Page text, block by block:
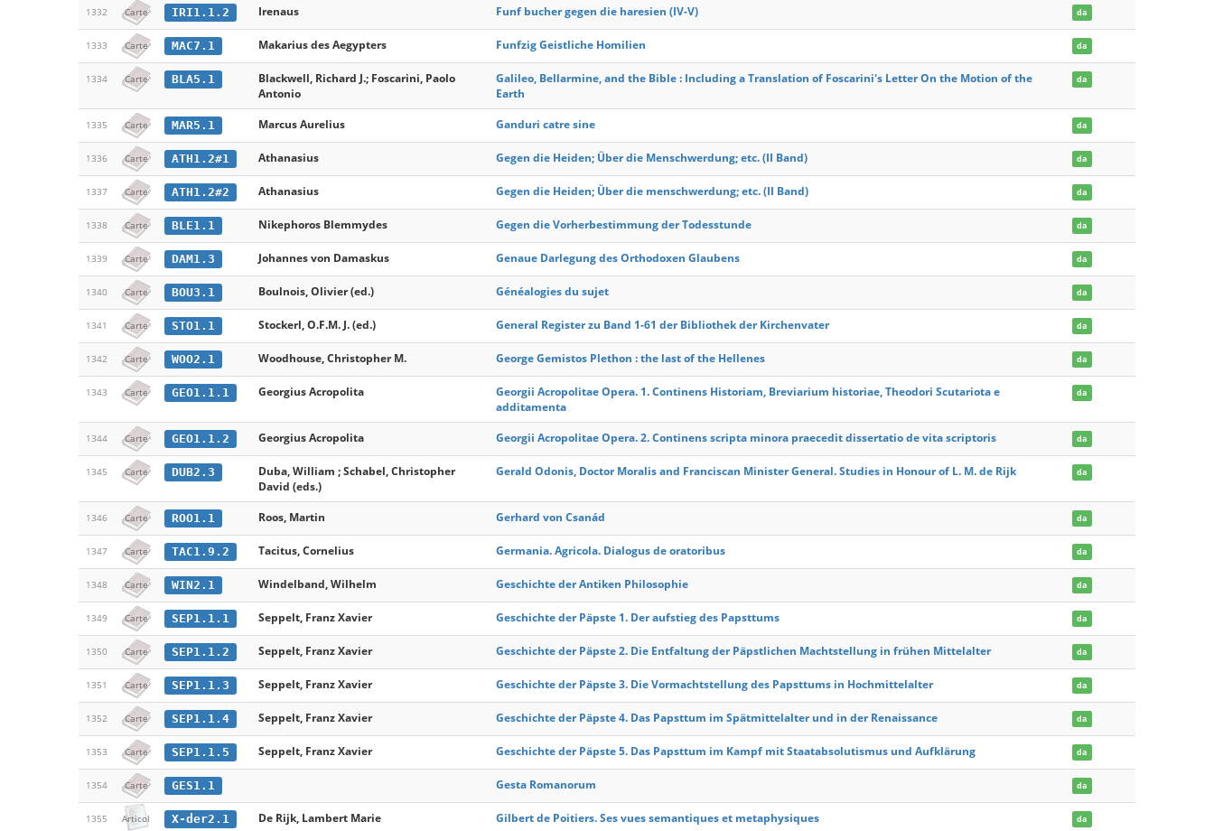
1332 Carte IRI1.1.2 Irenaus Funf bucher gegen die haresien (IV-V) da
1333 Carte MAC7.1 Makarius des Aegypters Funfzig Geistliche Homilien da
1334 Carte BLA5.1
Blackwell, Richard J.; Foscarini, Paolo
Antonio
Galileo, Bellarmine, and the Bible : Including a Translation of Foscarini's Letter On the Motion of the
Earth
da
1335 Carte MAR5.1 Marcus Aurelius Ganduri catre sine da
1336 Carte ATH1.2#1 Athanasius Gegen die Heiden; Über die Menschwerdung; etc. (II Band) da
1337 Carte ATH1.2#2 Athanasius Gegen die Heiden; Über die menschwerdung; etc. (II Band) da
1338 Carte BLE1.1 Nikephoros Blemmydes Gegen die Vorherbestimmung der Todesstunde da
1339 Carte DAM1.3 Johannes von Damaskus Genaue Darlegung des Orthodoxen Glaubens da
1340 Carte BOU3.1 Boulnois, Olivier (ed.) Généalogies du sujet da
1341 Carte STO1.1 Stockerl, O.F.M. J. (ed.) General Register zu Band 1-61 der Bibliothek der Kirchenvater da
1342 Carte WOO2.1 Woodhouse, Christopher M. George Gemistos Plethon : the last of the Hellenes da
1343 Carte GEO1.1.1 Georgius Acropolita
Georgii Acropolitae Opera. 1. Continens Historiam, Breviarium historiae, Theodori Scutariota e
additamenta
da
1344 Carte GEO1.1.2 Georgius Acropolita Georgii Acropolitae Opera. 2. Continens scripta minora praecedit dissertatio de vita scriptoris da
1345 Carte DUB2.3
Duba, William ; Schabel, Christopher
David (eds.)
Gerald Odonis, Doctor Moralis and Franciscan Minister General. Studies in Honour of L. M. de Rijk da
1346 Carte ROO1.1 Roos, Martin Gerhard von Csanád da
1347 Carte TAC1.9.2 Tacitus, Cornelius Germania. Agricola. Dialogus de oratoribus da
1348 Carte WIN2.1 Windelband, Wilhelm Geschichte der Antiken Philosophie da
1349 Carte SEP1.1.1 Seppelt, Franz Xavier Geschichte der Päpste 1. Der aufstieg des Papsttums da
1350 Carte SEP1.1.2 Seppelt, Franz Xavier Geschichte der Päpste 2. Die Entfaltung der Päpstlichen Machtstellung in frühen Mittelalter da
1351 Carte SEP1.1.3 Seppelt, Franz Xavier Geschichte der Päpste 3. Die Vormachtstellung des Papsttums in Hochmittelalter da
1352 Carte SEP1.1.4 Seppelt, Franz Xavier Geschichte der Päpste 4. Das Papsttum im Spätmittelalter und in der Renaissance da
1353 Carte SEP1.1.5 Seppelt, Franz Xavier Geschichte der Päpste 5. Das Papsttum im Kampf mit Staatabsolutismus und Aufklärung da
1354 Carte GES1.1 Gesta Romanorum da
1355 Articol X-der2.1 De Rijk, Lambert Marie Gilbert de Poitiers. Ses vues semantiques et metaphysiques da